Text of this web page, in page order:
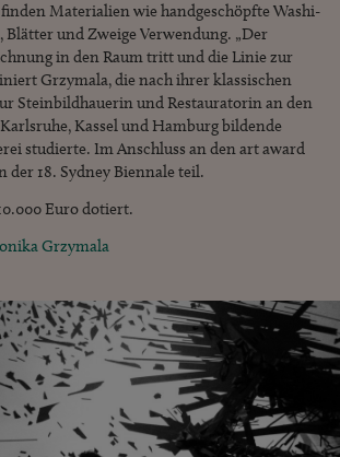
Materialien wie handgeschöpfte Washi-
Blätter und Zweige Verwendung. „Der
in den Raum tritt und die Linie zur
Grzymala, die nach ihrer klassischen
Steinbildhauerin und Restauratorin an den
Kassel und Hamburg bildende
studierte. Im Anschluss an den art award
18. Sydney Biennale teil.
Euro dotiert.
Grzymala